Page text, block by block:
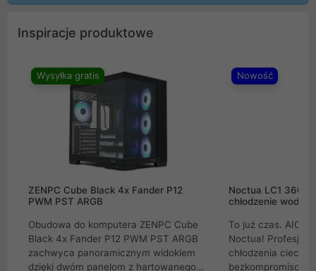
Inspiracje produktowe
Wysyłka gratis
ZENPC Cube Black 4x Fander P12
PWM PST ARGB
Obudowa do komputera ZENPC Cube
Black 4x Fander P12 PWM PST ARGB
zachwyca panoramicznym widokiem
dzięki dwóm panelom z hartowanego
Nowość
Noctua LC1
chłodzenie wodne
To już czas. AIO
Noctua!
chłodzenia cieczą